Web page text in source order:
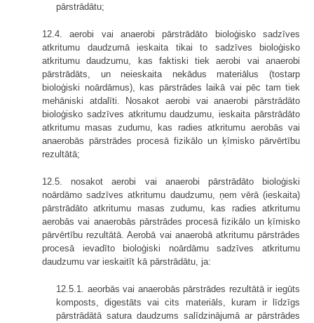
pārstrādātu;
12.4. aerobi vai anaerobi pārstrādāto bioloģisko sadzīves
atkritumu daudzumā ieskaita tikai to sadzīves bioloģisko
atkritumu daudzumu, kas faktiski tiek aerobi vai anaerobi
pārstrādāts, un neieskaita nekādus materiālus (tostarp
bioloģiski noārdāmus), kas pārstrādes laikā vai pēc tam tiek
mehāniski atdalīti. Nosakot aerobi vai anaerobi pārstrādāto
bioloģisko sadzīves atkritumu daudzumu, ieskaita pārstrādāto
atkritumu masas zudumu, kas radies atkritumu aerobās vai
anaerobās pārstrādes procesā fizikālo un ķīmisko pārvērtību
rezultātā;
12.5. nosakot aerobi vai anaerobi pārstrādāto bioloģiski
noārdāmo sadzīves atkritumu daudzumu, ņem vērā (ieskaita)
pārstrādāto atkritumu masas zudumu, kas radies atkritumu
aerobās vai anaerobās pārstrādes procesā fizikālo un ķīmisko
pārvērtību rezultātā. Aerobā vai anaerobā atkritumu pārstrādes
procesā ievadīto bioloģiski noārdāmu sadzīves atkritumu
daudzumu var ieskaitīt kā pārstrādātu, ja:
12.5.1. aeorbās vai anaerobās pārstrādes rezultātā ir iegūts
komposts, digestāts vai cits materiāls, kuram ir līdzīgs
pārstrādātā satura daudzums salīdzinājumā ar pārstrādes